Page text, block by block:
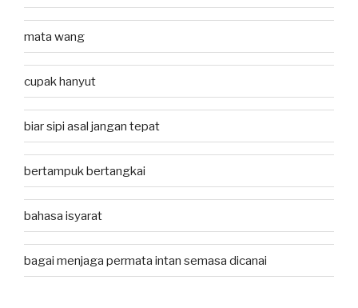
mata wang
cupak hanyut
biar sipi asal jangan tepat
bertampuk bertangkai
bahasa isyarat
bagai menjaga permata intan semasa dicanai